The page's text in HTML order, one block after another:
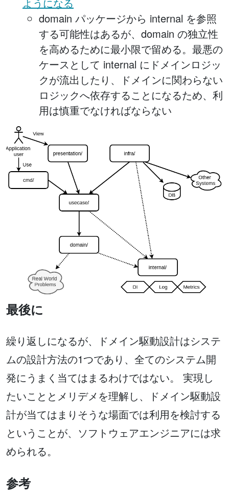
ようになる
domain パッケージから internal を参照
する可能性はあるが、domain の独立性
を高めるために最小限で留める。最悪の
ケースとして internal にドメインロジッ
クが流出したり、ドメインに関わらない
ロジックへ依存することになるため、利
用は慎重でなければならない
最後に
繰り返しになるが、ドメイン駆動設計はシステ
ムの設計方法の1つであり、全てのシステム開
発にうまく当てはまるわけではない。 実現し
たいこととメリデメを理解し、ドメイン駆動設
計が当てはまりそうな場面では利用を検討する
ということが、ソフトウェアエンジニアには求
められる。
参考